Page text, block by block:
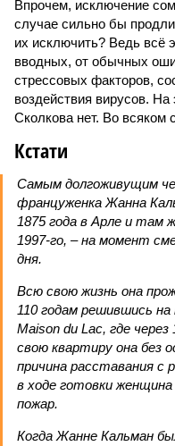
Впрочем, исключение
случае сильно бы
их исключить? Ведь всё
вводных, от обычных
стрессовых факторов,
воздействия вирусов. На
Сколкова нет. Во всяком
Кстати
Самым долгоживущим
француженка Жанна
1875 года в Арле и там
1997-го, – на момент
дня.
Всю свою жизнь она
110 годам решившись
Maison du Lac, где
свою квартиру она без
причина расставания с
в ходе готовки
пожар.
Когда Жанне Кальман